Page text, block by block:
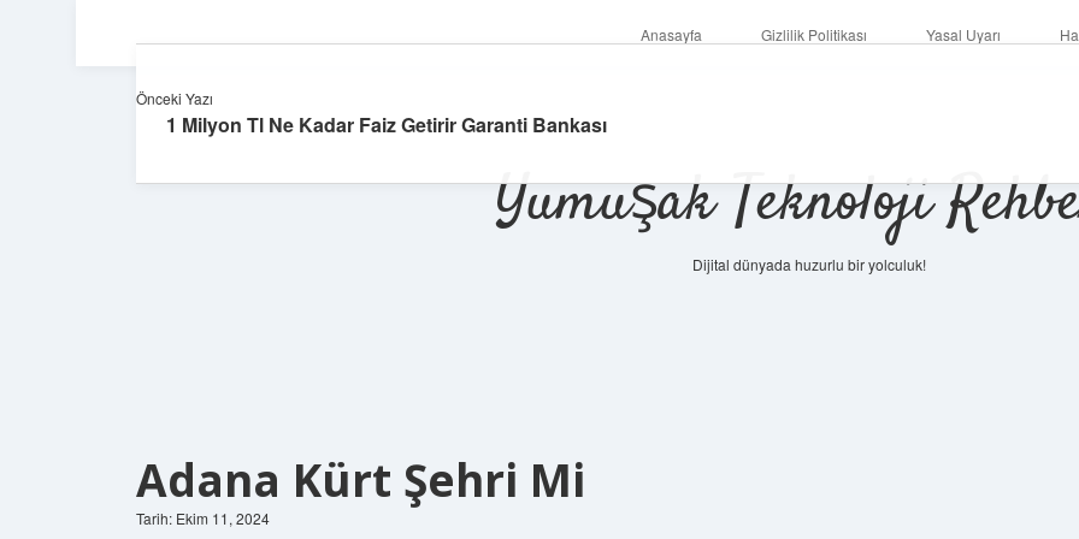
Anasayfa Gizlilik Politikası Yasal Uyarı
Yumuşak Teknoloji
Dijital dünyada huzurlu bir yolculuk!
Adana Kürt Şehri Mi
Tarih: Ekim 11, 2024
Önceki Yazı
1 Milyon Tl Ne Kadar Faiz Getirir Garanti Bankası